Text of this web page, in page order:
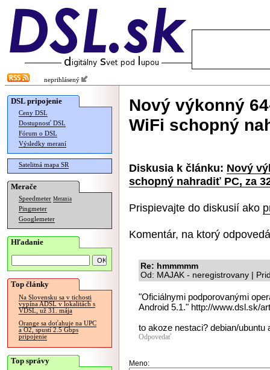
neprihlásený
DSL pripojenie
Ceny DSL
Dostupnosť DSL
Fórum o DSL
Výsledky meraní
Satelitná mapa SR
Merače
Speedmeter Merania
Pingmeter
Googlemeter
Hľadanie
Top články
Na Slovensku sa v tichosti
vypína ADSL v lokalitách s
VDSL, už 31. mája
Orange sa doťahuje na UPC
a O2, spustí 2.5 Gbps
pripojenie
Top správy
Nový výkonný
WiFi schopný
Diskusia k článku: Nový
schopný nahradiť PC, za
Prispievajte do diskusií ako
Komentár, na ktorý
Re: hmmmmm
Od: MAJAK - neregistrovany |
"Oficiálnymi podporovanými
Android 5.1." http://www.dsl.sk/
to akoze nestaci? debian/ubuntu
Odpovedať
Meno: